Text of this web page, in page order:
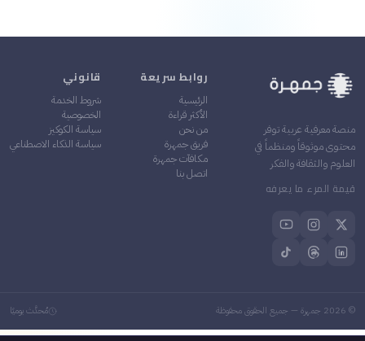
منصة معرفية عربية توفر
محتوى موثوقاً ومنظماً في
العلوم والثقافة والفكر
قيمة المرء ما يعرفه
روابط سريعة
الرئيسية
الأكثر قراءة
من نحن
فريق جمهرة
مكافآت جمهرة
اتصل بنا
قانوني
شروط الخدمة
الخصوصية
سياسة الكوكيز
سياسة الذكاء الاصطناعي
©
2026 جمهرة — جميع الحقوق محفوظة مُحدَّث يوميًا